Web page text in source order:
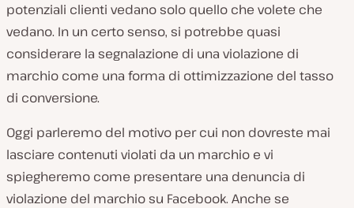
potenziali clienti vedano solo quello che volete che
vedano. In un certo senso, si potrebbe quasi
considerare la segnalazione di una violazione di
marchio come una forma di ottimizzazione del tasso
di conversione.
Oggi parleremo del motivo per cui non dovreste mai
lasciare contenuti violati da un marchio e vi
spiegheremo come presentare una denuncia di
violazione del marchio su Facebook. Anche se